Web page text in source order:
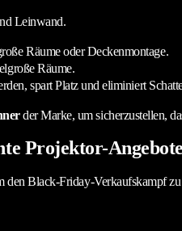
Leinwand.
Räume oder Deckenmontage.
Räume.
spart Platz und eliminiert
der Marke, um sicherzustellen,
Projektor-Angebote
den Black-Friday-Verkaufskampf